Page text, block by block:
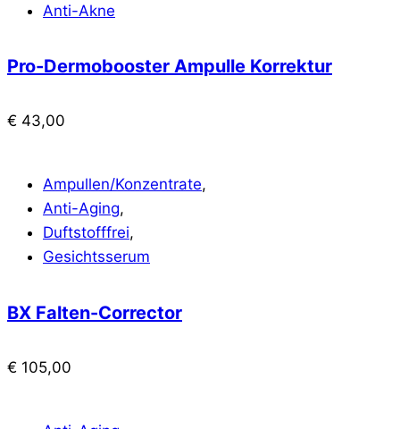
Anti-Akne
Pro-Dermobooster Ampulle Korrektur
€ 43,00
Ampullen/Konzentrate,
Anti-Aging,
Duftstofffrei,
Gesichtsserum
BX Falten-Corrector
€ 105,00